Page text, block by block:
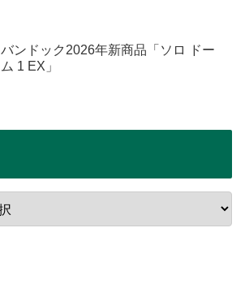
バンドック2026年新商品「ソロ ドー
ム 1 EX」